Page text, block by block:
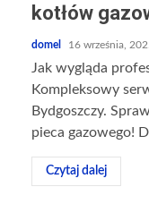
kotłów
domel 16 września,
Jak wygląda
Kompleksowy
Bydgoszczy.
pieca gazowego!
Czytaj dalej